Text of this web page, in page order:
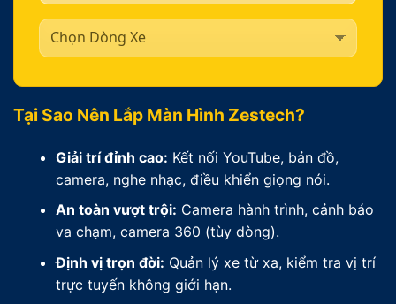
Tại Sao Nên Lắp Màn Hình Zestech?
Giải trí đỉnh cao: Kết nối YouTube, bản đồ,
camera, nghe nhạc, điều khiển giọng nói.
An toàn vượt trội: Camera hành trình, cảnh báo
va chạm, camera 360 (tùy dòng).
Định vị trọn đời: Quản lý xe từ xa, kiểm tra vị trí
trực tuyến không giới hạn.